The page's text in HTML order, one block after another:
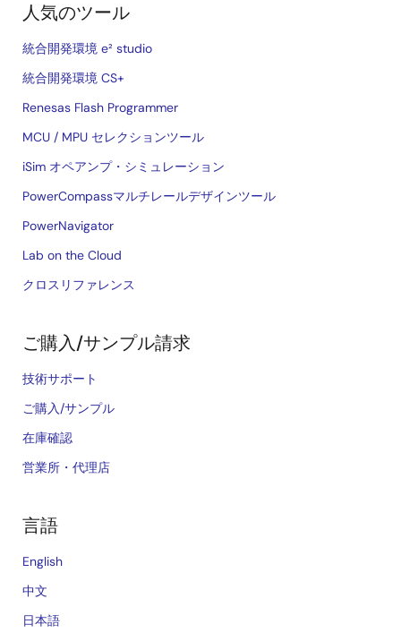
人気のツール
統合開発環境 e² studio
統合開発環境 CS+
Renesas Flash Programmer
MCU / MPU セレクションツール
iSim オペアンプ・シミュレーション
PowerCompassマルチレールデザインツール
PowerNavigator
Lab on the Cloud
クロスリファレンス
ご購入/サンプル請求
技術サポート
ご購入/サンプル
在庫確認
営業所・代理店
言語
English
中文
日本語